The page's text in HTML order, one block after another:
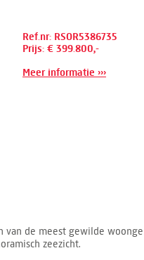
Ref.nr: RSOR5386735
Prijs: € 399.800,-
Meer informatie ›››
de meest gewilde
zeezicht.